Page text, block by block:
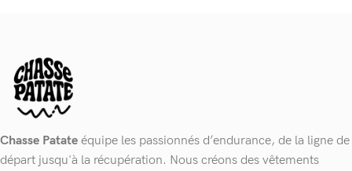
Chasse Patate équipe les passionnés d’endurance, de la ligne de
départ jusqu'à la récupération. Nous créons des vêtements